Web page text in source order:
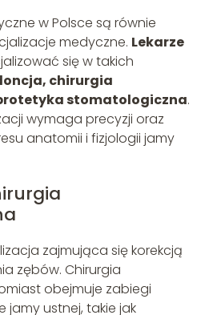
w Polsce są równie
medyczne. Lekarze
się w takich
chirurgia
stomatologiczna.
wymaga precyzji oraz
anatomii i fizjologii jamy
zajmująca się korekcją
zębów. Chirurgia
obejmuje zabiegi
jamy ustnej, takie jak